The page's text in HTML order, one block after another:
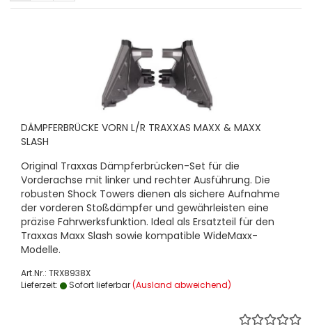
DÄMPFERBRÜCKE VORN L/R TRAXXAS MAXX & MAXX
SLASH
Original Traxxas Dämpferbrücken-Set für die
Vorderachse mit linker und rechter Ausführung. Die
robusten Shock Towers dienen als sichere Aufnahme
der vorderen Stoßdämpfer und gewährleisten eine
präzise Fahrwerksfunktion. Ideal als Ersatzteil für den
Traxxas Maxx Slash sowie kompatible WideMaxx-
Modelle.
Art.Nr.: TRX8938X
Lieferzeit:
Sofort lieferbar(Ausland abweichend)